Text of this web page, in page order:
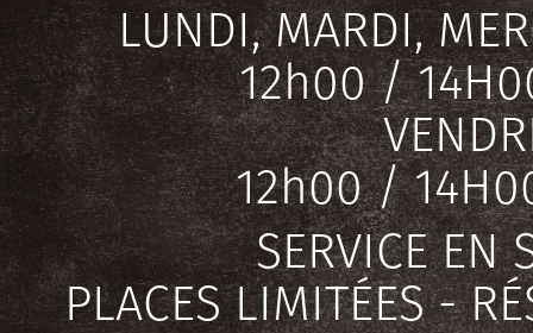
LUNDI, MARDI,
12h00 /
12h00 /
SERVICE EN
PLACES LIMITÉES -